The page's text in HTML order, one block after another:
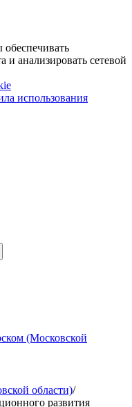
и анализировать сетевой
использования
(Московской
области)/
развития